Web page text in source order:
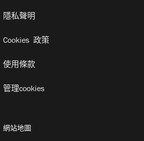
隱私聲明
Cookies 政策
使用條款
管理cookies
網站地圖